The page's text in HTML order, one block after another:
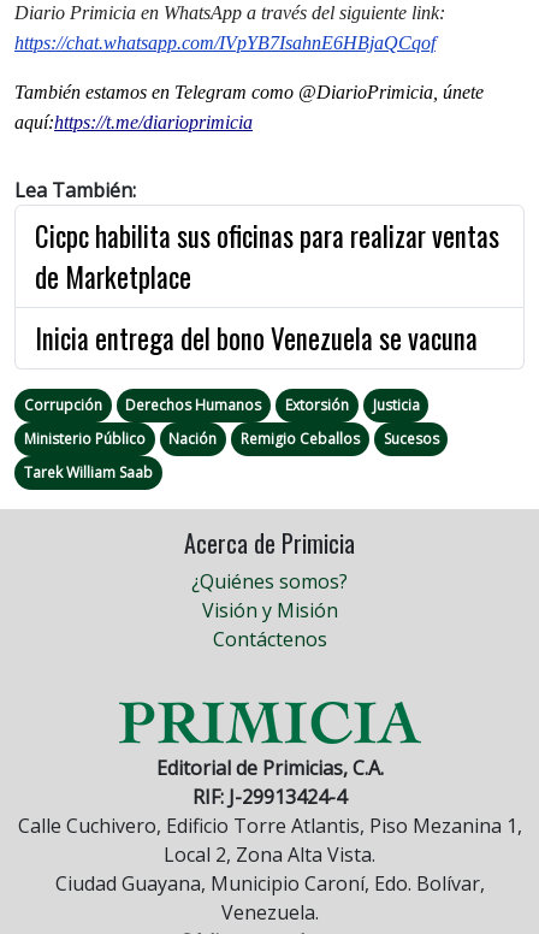
Diario Primicia en WhatsApp a través del siguiente link:
https://chat.whatsapp.com/IVpYB7IsahnE6HBjaQCqof
También estamos en Telegram como @DiarioPrimicia, únete
aquí:https://t.me/diarioprimicia
Lea También:
Cicpc habilita sus oficinas para realizar ventas
de Marketplace
Inicia entrega del bono Venezuela se vacuna
Corrupción Derechos Humanos Extorsión
Justicia
Ministerio Público
Nación Remigio Ceballos
Sucesos
Tarek William Saab
Acerca de Primicia
¿Quiénes somos?
Visión y Misión
Contáctenos
Editorial de Primicias, C.A.
RIF: J-29913424-4
Calle Cuchivero, Edificio Torre Atlantis, Piso Mezanina 1,
Local 2, Zona Alta Vista.
Ciudad Guayana, Municipio Caroní, Edo. Bolívar,
Venezuela.